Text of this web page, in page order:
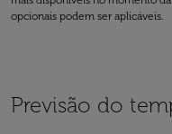
opcionais podem ser aplicáveis.
Previsão do